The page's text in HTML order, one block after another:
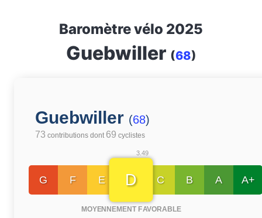
Baromètre vélo 2025
Guebwiller (68)
Guebwiller (68)
73 contributions dont 69 cyclistes
G F E
3.49
D
MOYENNEMENT FAVORABLE
C B A A+